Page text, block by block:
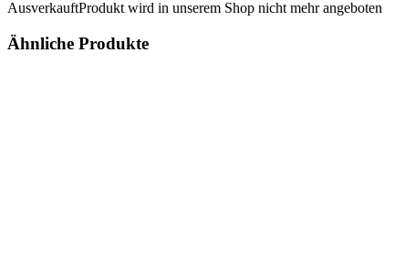
AusverkauftProdukt wird in unserem Shop nicht mehr angeboten
Ähnliche Produkte